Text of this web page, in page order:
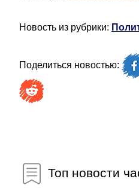
Новость из рубрики:
Поделиться новостью:
Топ новости